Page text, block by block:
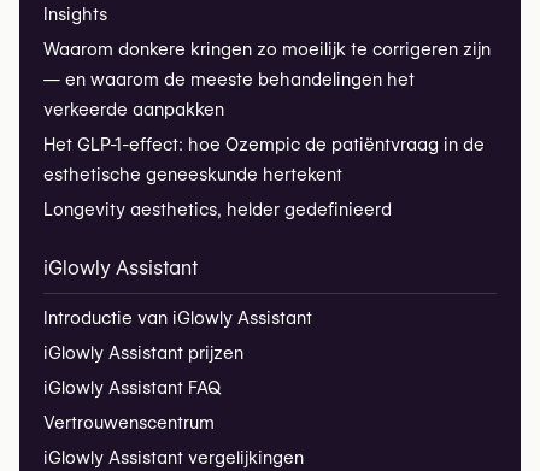
Insights
Waarom donkere kringen zo moeilijk te corrigeren zijn
— en waarom de meeste behandelingen het
verkeerde aanpakken
Het GLP-1-effect: hoe Ozempic de patiëntvraag in de
esthetische geneeskunde hertekent
Longevity aesthetics, helder gedefinieerd
iGlowly Assistant
Introductie van iGlowly Assistant
iGlowly Assistant prijzen
iGlowly Assistant FAQ
Vertrouwenscentrum
iGlowly Assistant vergelijkingen